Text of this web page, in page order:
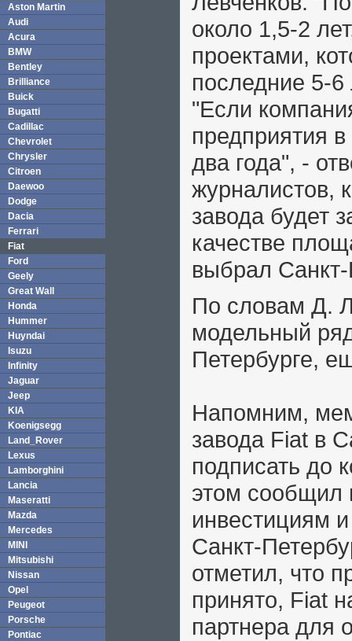
Aston Martin
Audi
Acura
BMW
Bentley
Brilliance
Buick
Bugatti
Cadillac
Chevrolet
Chrysler
Citroen
Daewoo
Dodge
Dacia
Ferrari
Fiat
Ford
Geely
Great Wall
Honda
Hummer
Huyndai
Isuzu
Infinity
Jaguar
Jeep
KIA
Koenigsegg
Land_Rover
Lexus
Lamborghini
Lancia
Maseratti
Mazda
Mercedes
MINI
Mitsubishi
Nissan
Opel
Peugeot
Porsche
Pontiac
около 1,5-2
проектами,
последние 5-6
"Если
предприятия в
два года", -
журналистов,
завода будет
качестве
выбрал Санкт-
По словам Д.
модельный
Петербурге,
Напомним,
завода Fiat в
подписать до
этом cообщил
инвестициям
Санкт-
отметил, что
принято, Fiat
партнера для